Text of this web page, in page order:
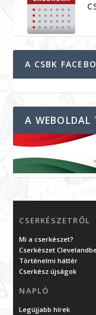
A CSBK
A WEBOLDAL
CSERKÉSZETRŐL
Mi a cserkészet?
Cserkészet
Történelmi háttér
Cserkész újságok
NAPLÓ
Legújjabb hírek